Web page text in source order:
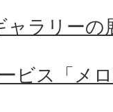
ャラリーの
ビス「メ